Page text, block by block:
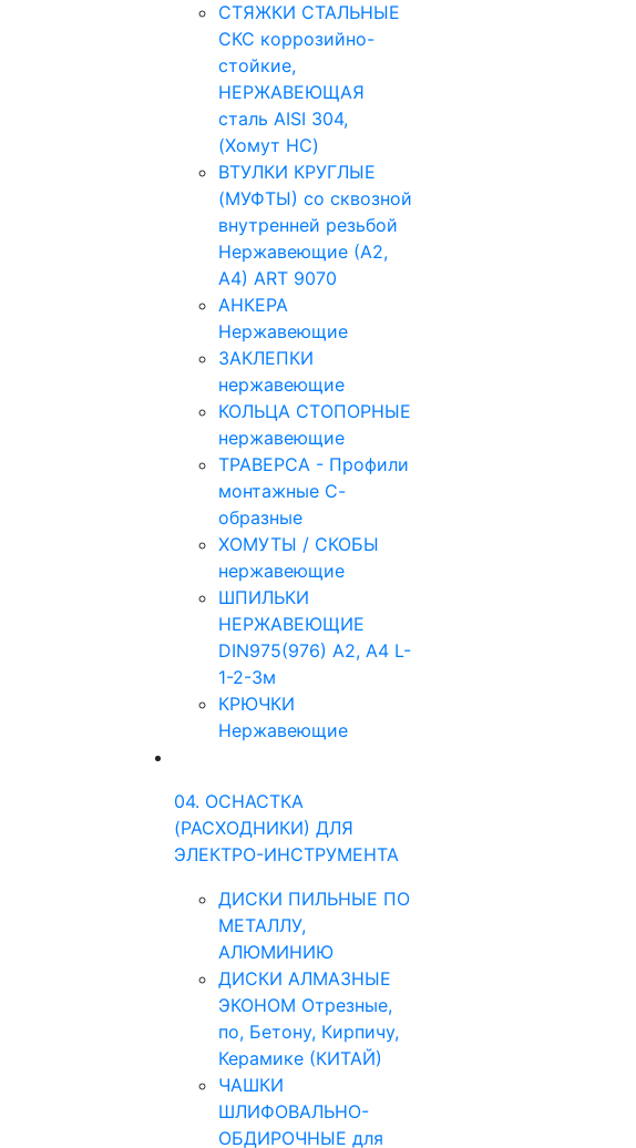
СТЯЖКИ СТАЛЬНЫЕ
СКС коррозийно-
стойкие,
НЕРЖАВЕЮЩАЯ
сталь AISI 304,
(Хомут НС)
ВТУЛКИ КРУГЛЫЕ
(МУФТЫ) со сквозной
внутренней резьбой
Нержавеющие (А2,
А4) ART 9070
АНКЕРА
Нержавеющие
ЗАКЛЕПКИ
нержавеющие
КОЛЬЦА СТОПОРНЫЕ
нержавеющие
ТРАВЕРСА - Профили
монтажные С-
образные
ХОМУТЫ / СКОБЫ
нержавеющие
ШПИЛЬКИ
НЕРЖАВЕЮЩИЕ
DIN975(976) A2, А4 L-
1-2-3м
КРЮЧКИ
Нержавеющие
04. ОСНАСТКА
(РАСХОДНИКИ) ДЛЯ
ЭЛЕКТРО-ИНСТРУМЕНТА
ДИСКИ ПИЛЬНЫЕ ПО
МЕТАЛЛУ,
АЛЮМИНИЮ
ДИСКИ АЛМАЗНЫЕ
ЭКОНОМ Отрезные,
по, Бетону, Кирпичу,
Керамике (КИТАЙ)
ЧАШКИ
ШЛИФОВАЛЬНО-
ОБДИРОЧНЫЕ для